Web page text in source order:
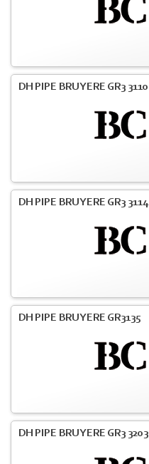
DH PIPE BRUYERE GR3 3110
DH PIPE BRUYERE GR3 3114
DH PIPE BRUYERE GR3135
DH PIPE BRUYERE GR3 3203